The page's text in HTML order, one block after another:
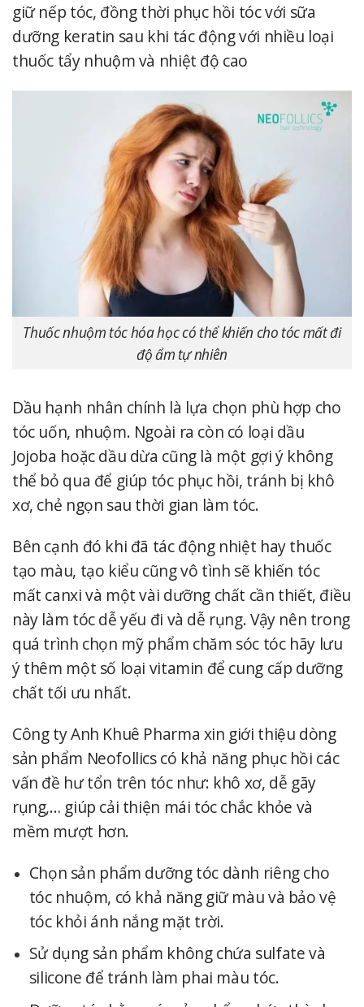
giữ nếp tóc, đồng thời phục hồi tóc với sữa
dưỡng keratin sau khi tác động với nhiều loại
thuốc tẩy nhuộm và nhiệt độ cao
Thuốc nhuộm tóc hóa học có thể khiến cho tóc mất đi
độ ẩm tự nhiên
Dầu hạnh nhân chính là lựa chọn phù hợp cho
tóc uốn, nhuộm. Ngoài ra còn có loại dầu
Jojoba hoặc dầu dừa cũng là một gợi ý không
thể bỏ qua để giúp tóc phục hồi, tránh bị khô
xơ, chẻ ngọn sau thời gian làm tóc.
Bên cạnh đó khi đã tác động nhiệt hay thuốc
tạo màu, tạo kiểu cũng vô tình sẽ khiến tóc
mất canxi và một vài dưỡng chất cần thiết, điều
này làm tóc dễ yếu đi và dễ rụng. Vậy nên trong
quá trình chọn mỹ phẩm chăm sóc tóc hãy lưu
ý thêm một số loại vitamin để cung cấp dưỡng
chất tối ưu nhất.
Công ty Anh Khuê Pharma xin giới thiệu dòng
sản phẩm Neofollicscó khả năng phục hồi các
vấn đề hư tổn trên tóc như: khô xơ, dễ gãy
rụng,… giúp cải thiện mái tóc chắc khỏe và
mềm mượt hơn.
Chọn sản phẩm dưỡng tóc dành riêng cho
tóc nhuộm, có khả năng giữ màu và bảo vệ
tóc khỏi ánh nắng mặt trời.
Sử dụng sản phẩm không chứa sulfate và
silicone để tránh làm phai màu tóc.